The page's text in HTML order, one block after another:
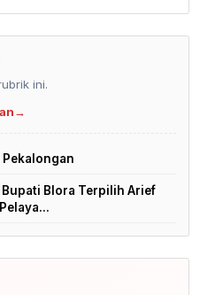
ini.
→
Blora Terpilih Arief